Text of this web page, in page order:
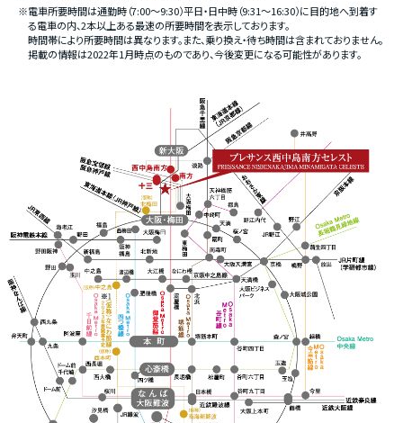
※電車所要時間は通勤時（7:00〜9:30）平日・日中時（9:31〜16:30）に目的地へ到着す
る電車の内、2本以上ある最速の所要時間を表示しております。
時間帯により所要時間は異なります。また、乗り換え・待ち時間は含まれておりません。
掲載の情報は2022年1月時点のものであり、今後変更になる可能性があります。